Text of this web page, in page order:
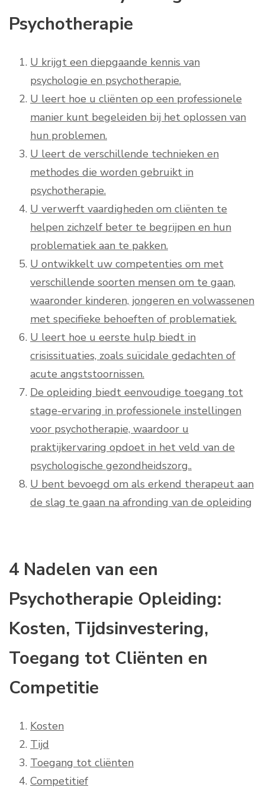
Psychotherapie
U krijgt een diepgaande kennis van
psychologie en psychotherapie.
U leert hoe u cliënten op een professionele
manier kunt begeleiden bij het oplossen van
hun problemen.
U leert de verschillende technieken en
methodes die worden gebruikt in
psychotherapie.
U verwerft vaardigheden om cliënten te
helpen zichzelf beter te begrijpen en hun
problematiek aan te pakken.
U ontwikkelt uw competenties om met
verschillende soorten mensen om te gaan,
waaronder kinderen, jongeren en volwassenen
met specifieke behoeften of problematiek.
U leert hoe u eerste hulp biedt in
crisissituaties, zoals suïcidale gedachten of
acute angststoornissen.
De opleiding biedt eenvoudige toegang tot
stage-ervaring in professionele instellingen
voor psychotherapie, waardoor u
praktijkervaring opdoet in het veld van de
psychologische gezondheidszorg..
U bent bevoegd om als erkend therapeut aan
de slag te gaan na afronding van de opleiding
4 Nadelen van een
Psychotherapie Opleiding:
Kosten, Tijdsinvestering,
Toegang tot Cliënten en
Competitie
Kosten
Tijd
Toegang tot cliënten
Competitief